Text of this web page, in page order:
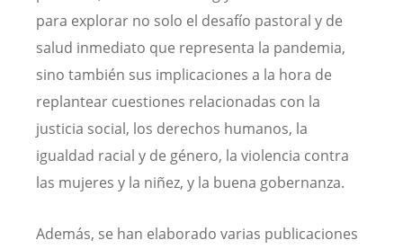
para explorar no solo el desafío pastoral y de
salud inmediato que representa la pandemia,
sino también sus implicaciones a la hora de
replantear cuestiones relacionadas con la
justicia social, los derechos humanos, la
igualdad racial y de género, la violencia contra
las mujeres y la niñez, y la buena gobernanza.
Además, se han elaborado varias publicaciones